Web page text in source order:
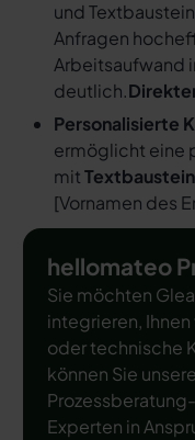
und
Anfragen
Arbeitsaufwand
deutlich.
Personalisierte
ermöglicht eine
mit
[Vornamen des
hellomateo
Sie möchten
integrieren,
oder technische
können Sie
Experten in